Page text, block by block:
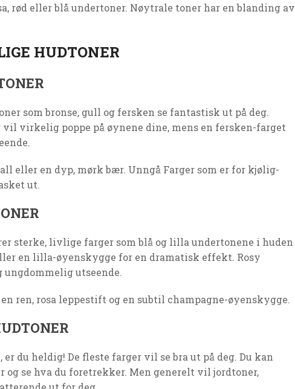
rød eller blå undertoner. Nøytrale toner har en blanding av
HUDTONER
som bronse, gull og fersken se fantastisk ut på deg.
virkelig poppe på øynene dine, mens en fersken-farget
eller en dyp, mørk bær. Unngå Farger som er for kjølig-
ut.
sterke, livlige farger som blå og lilla undertonene i huden
en lilla-øyenskygge for en dramatisk effekt. Rosy
utseende.
ren, rosa leppestift og en subtil champagne-øyenskygge.
du heldig! De fleste farger vil se bra ut på deg. Du kan
se hva du foretrekker. Men generelt vil jordtoner,